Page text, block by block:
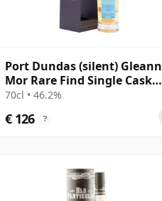
Port Dundas (silent) Gleann
Mor Rare Find Single Cask
#711782 1999 22 jaar oud
70cl • 46.2%
€ 126 ?